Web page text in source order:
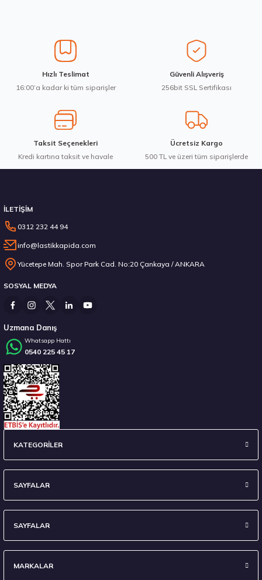
Ürün bilgilerinde hatalar bulunuyor.
Ürün fiyatı diğer sitelerden daha pahalı.
Bu ürüne benzer farklı alternatifler olmalı.
Waterfall 215/50R17 95W XL Unique UHP Yaz 2026
14.267,00 ₺
Stokta 12 Adet
Hızlı Teslimat
16:00’a kadar ki tüm siparişler
Güvenli Alışveriş
256bit SSL Sertifikası
Taksit Seçenekleri
Kredi kartına taksit ve havale
Ücretsiz Kargo
500 TL ve üzeri tüm siparişlerde
İLETİŞİM
0312 232 44 94
info@lastikkapida.com
Yücetepe Mah. Spor Park Cad. No:20 Çankaya / ANKARA
SOSYAL MEDYA
Uzmana Danış
Whatsapp Hattı
0540 225 45 17
KATEGORİLER
SAYFALAR
SAYFALAR
MARKALAR